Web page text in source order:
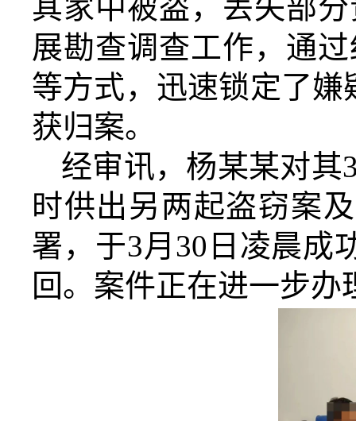
其家中被盗，丢失部
展勘查调查工作，通
等方式，迅速锁定了嫌
获归案。
经审讯，杨某某对其
时供出另两起盗窃案及
署，于3月30日凌晨成
回。案件正在进一步办